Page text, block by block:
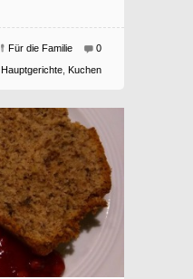
0
Für die Familie
Hauptgerichte, Kuchen